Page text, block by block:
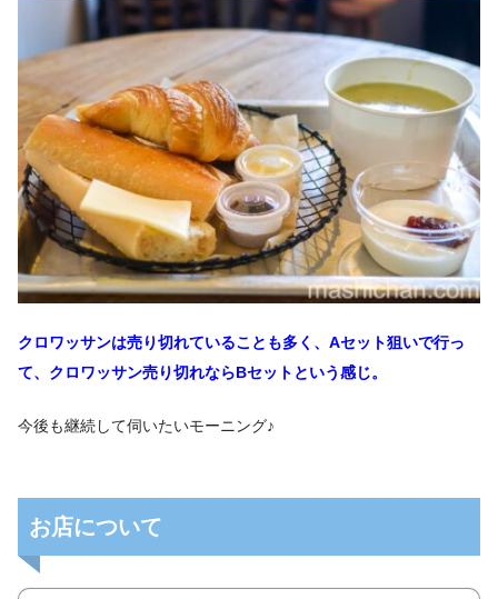
クロワッサンは売り切れていることも多く、Aセット狙いで行っ
て、クロワッサン売り切れならBセットという感じ。
今後も継続して伺いたいモーニング♪
お店について